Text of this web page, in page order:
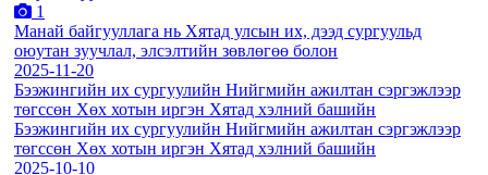
1
Манай байгууллага нь Хятад улсын их, дээд сургуульд
оюутан зуучлал, элсэлтийн зөвлөгөө болон
2025-11-20
Бээжингийн их сургуулийн Нийгмийн ажилтан сэргэжлээр
төгссөн Хөх хотын иргэн Хятад хэлний башийн
Бээжингийн их сургуулийн Нийгмийн ажилтан сэргэжлээр
төгссөн Хөх хотын иргэн Хятад хэлний башийн
2025-10-10